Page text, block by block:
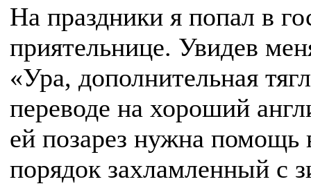
На праздники я попал в
приятельнице. Увидев
«Ура, дополнительная
переводе на хороший
ей позарез нужна помощь
порядок захламленный с